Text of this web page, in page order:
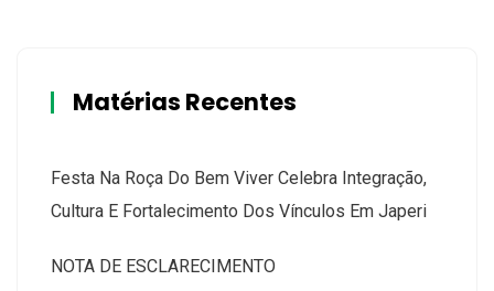
Matérias Recentes
Festa Na Roça Do Bem Viver Celebra Integração,
Cultura E Fortalecimento Dos Vínculos Em Japeri
NOTA DE ESCLARECIMENTO